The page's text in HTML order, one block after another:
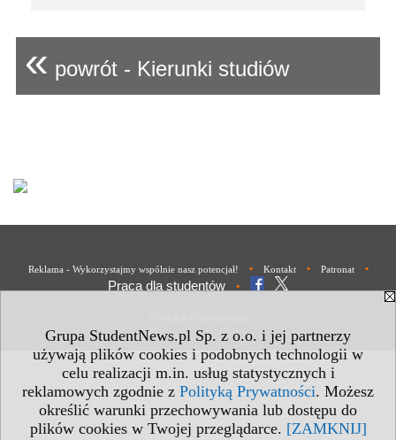
Grupa StudentNews.pl Sp. z o.o. i jej partnerzy
używają plików cookies i podobnych technologii w
celu realizacji m.in. usług statystycznych i
reklamowych zgodnie z Polityką Prywatności. Możesz
określić warunki przechowywania lub dostępu do
plików cookies w Twojej przeglądarce. [ZAMKNIJ]
« powrót - Kierunki studiów
Reklama - Wykorzystajmy wspólnie nasz potencjał! • Kontakt • Patronat •
Praca dla studentów •